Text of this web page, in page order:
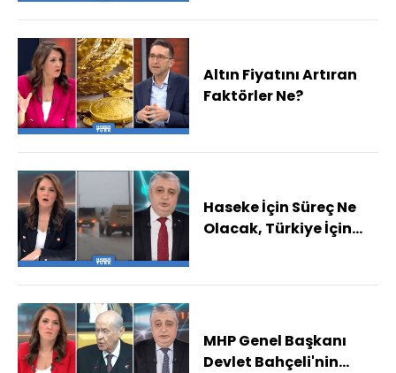
Altın Fiyatını Artıran
Faktörler Ne?
Haseke İçin Süreç Ne
Olacak, Türkiye İçin
MHP Genel Başkanı
Devlet Bahçeli'nin